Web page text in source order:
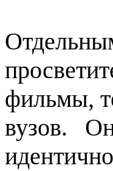
фильмы,
вузов.